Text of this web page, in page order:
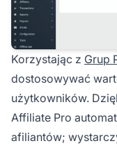
Korzystając z Grup
dostosowywać
użytkowników.
Affiliate Pro
afiliantów;